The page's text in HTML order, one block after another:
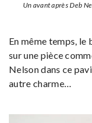
Un avant après Deb
En même temps, le
sur une pièce
Nelson dans ce
autre charme…